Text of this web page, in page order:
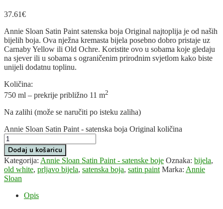
37.61€
Annie Sloan Satin Paint satenska boja Original najtoplija je od naših
bijelih boja. Ova nježna kremasta bijela posebno dobro pristaje uz
Carnaby Yellow ili Old Ochre. Koristite ovo u sobama koje gledaju
na sjever ili u sobama s ograničenim prirodnim svjetlom kako biste
unijeli dodatnu toplinu.
Količina:
750 ml – prekrije približno 11 m2
Na zalihi (može se naručiti po isteku zaliha)
Annie Sloan Satin Paint - satenska boja Original količina
Dodaj u košaricu
Kategorija: Annie Sloan Satin Paint - satenske boje Oznaka: bijela,
old white, prljavo bijela, satenska boja, satin paint Marka: Annie
Sloan
Opis